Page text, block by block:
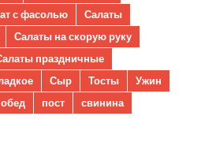
с фасолью
Салаты
Салаты на скорую руку
праздничные
Сыр Тосты
Ужин
обед пост свинина